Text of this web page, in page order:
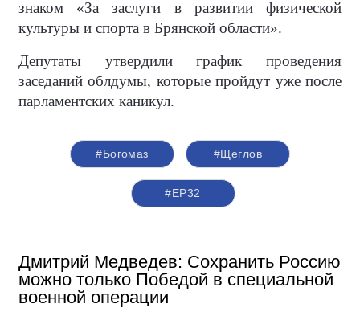
знаком «За заслуги в развитии физической
культуры и спорта в Брянской области».
Депутаты утвердили график проведения
заседаний облдумы, которые пройдут уже после
парламентских каникул.
#Богомаз #Щеглов
#ЕР32
Дмитрий Медведев: Сохранить Россию
можно только Победой в специальной
военной операции